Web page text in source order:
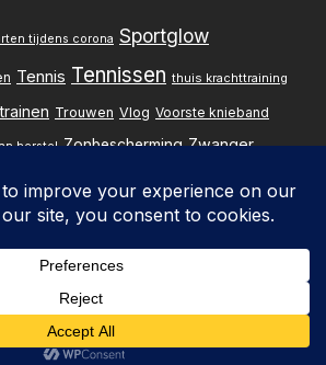
tijdens corona Sportglow
Tennis Tennissen thuis krachttraining
Trouwen Vlog Voorste knieband
herstel Zonbescherming Zwanger
Pxperfect